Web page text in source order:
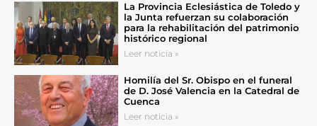
La Provincia Eclesiástica de Toledo y
la Junta refuerzan su colaboración
para la rehabilitación del patrimonio
histórico regional
Leer noticia »
Homilía del Sr. Obispo en el funeral
de D. José Valencia en la Catedral de
Cuenca
Leer noticia »